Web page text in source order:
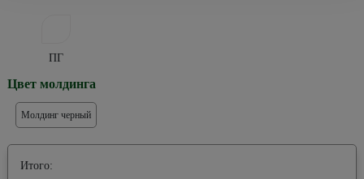
ПГ
Цвет молдинга
Молдинг черный
Итого: